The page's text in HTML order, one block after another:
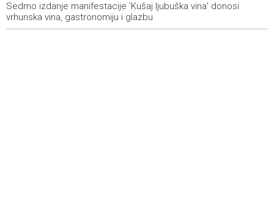
19:45
Novi Travnik receives first direct EU funding for UNESCO
heritage project
Sedmo izdanje manifestacije 'Kušaj ljubuška vina' donosi
vrhunska vina, gastronomiju i glazbu